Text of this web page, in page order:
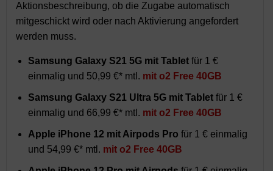
Aktionsbeschreibung, ob die Zugabe automatisch
mitgeschickt wird oder nach Aktivierung angefordert
werden muss.
Samsung Galaxy S21 5G mit Tablet für 1 €
einmalig und 50,99 €* mtl. mit o2 Free 40GB
Samsung Galaxy S21 Ultra 5G mit Tablet für 1 €
einmalig und 66,99 €* mtl. mit o2 Free 40GB
Apple iPhone 12 mit Airpods Pro für 1 € einmalig
und 54,99 €* mtl. mit o2 Free 40GB